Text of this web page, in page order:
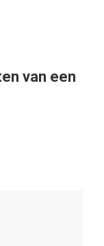
van een